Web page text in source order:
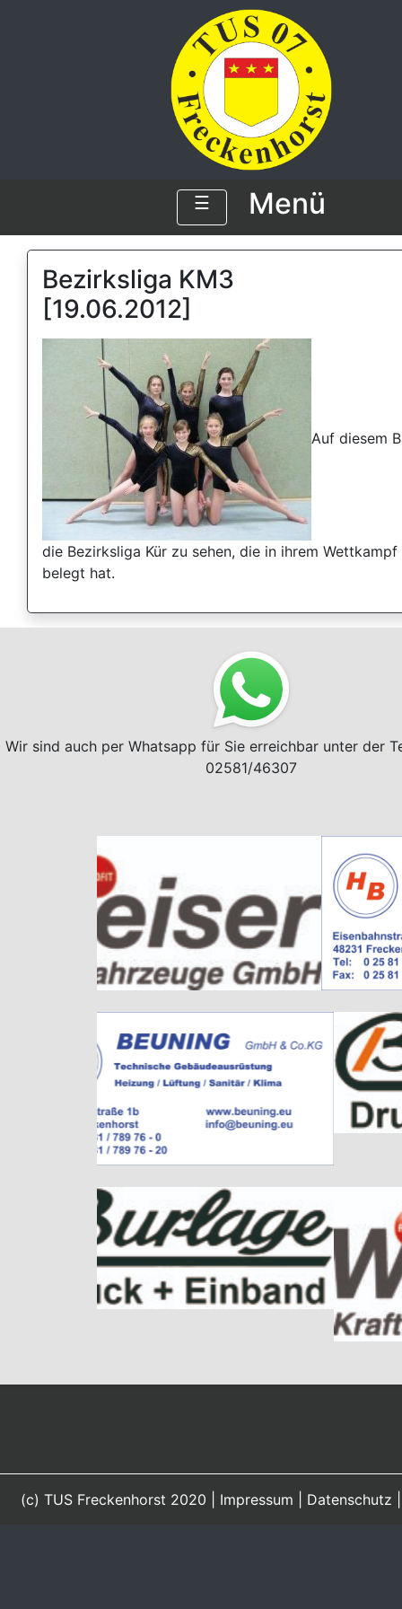
☰ Menü
Bezirksliga KM3
[19.06.2012]
Auf diesem
die Bezirksliga Kür zu sehen, die in ihrem
belegt hat.
Wir sind auch per Whatsapp für Sie erreichbar unter der
02581/46307
(c) TUS Freckenhorst 2020 | Impressum Datenschutz